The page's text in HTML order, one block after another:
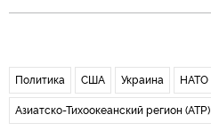
Политика США Украина НАТО
Азиатско-Тихоокеанский регион (АТР)